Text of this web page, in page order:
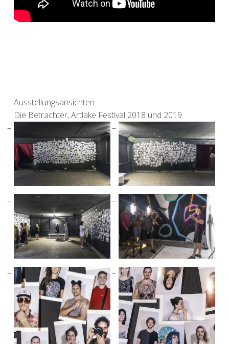
Ausstellungsansichten
Die Betrachter, Artlake Festival 2018 und 2019